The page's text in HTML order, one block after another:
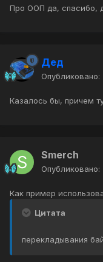
Про ООП да, спасибо,
Дед
Опубликовано:
Казалось бы, причем
Smerch
Опубликовано:
Как пример
Цитата
перекладывания